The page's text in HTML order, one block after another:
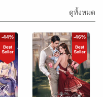
ดูทั้งหมด
-44% -46%